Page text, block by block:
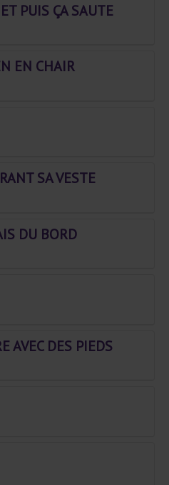
PUIS ÇA SAUTE
EN CHAIR
SA VESTE
DU BORD
AVEC DES PIEDS